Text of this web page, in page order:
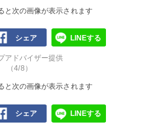
と次の画像が表示されます
シェア LINEする
アドバイザー提供
（4/8）
と次の画像が表示されます
シェア LINEする